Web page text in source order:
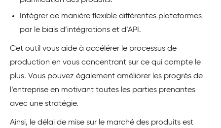
Intégrer de manière flexible différentes plateformes
par le biais d’intégrations et d’API.
Cet outil vous aide à accélérer le processus de
production en vous concentrant sur ce qui compte le
plus. Vous pouvez également améliorer les progrès de
l’entreprise en motivant toutes les parties prenantes
avec une stratégie.
Ainsi, le délai de mise sur le marché des produits est